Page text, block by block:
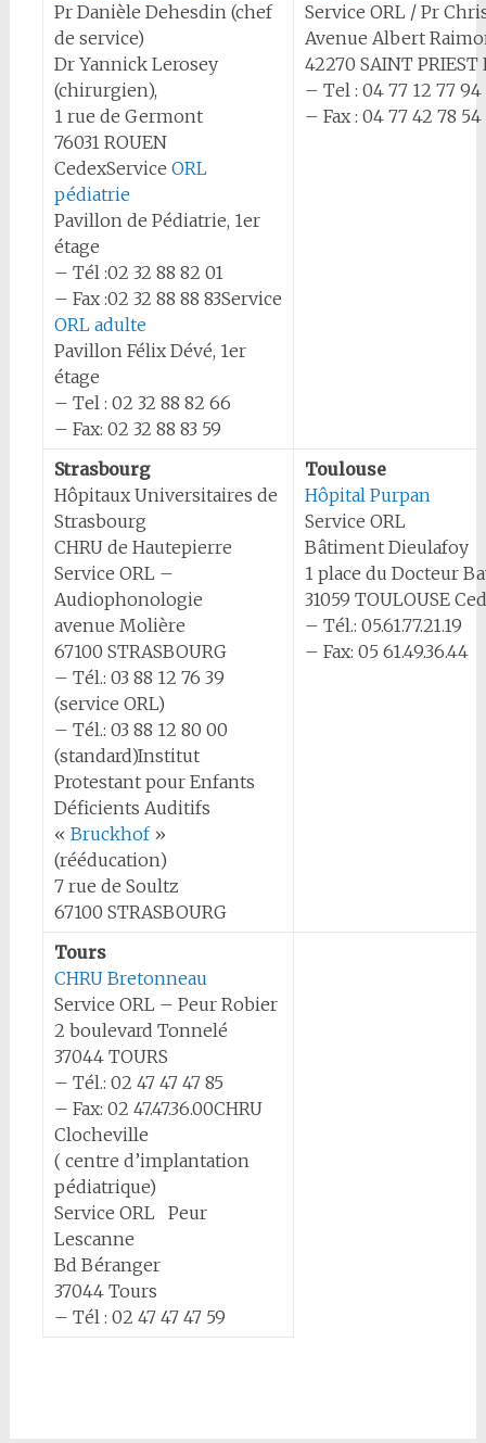
Pr Danièle Dehesdin (chef
de service)
Dr Yannick Lerosey
(chirurgien),
1 rue de Germont
76031 ROUEN
CedexService ORL
pédiatrie
Pavillon de Pédiatrie, 1er
étage
– Tél :02 32 88 82 01
– Fax :02 32 88 88 83Service
ORL adulte
Pavillon Félix Dévé, 1er
étage
– Tel : 02 32 88 82 66
– Fax: 02 32 88 83 59
Service ORL / Pr
Avenue Albert
42270 SAINT PRIEST
– Tel : 04 77 12 77 94
– Fax : 04 77 42 78 54
Strasbourg
Hôpitaux Universitaires de
Strasbourg
CHRU de Hautepierre
Service ORL –
Audiophonologie
avenue Molière
67100 STRASBOURG
– Tél.: 03 88 12 76 39
(service ORL)
– Tél.: 03 88 12 80 00
(standard)Institut
Protestant pour Enfants
Déficients Auditifs
« Bruckhof»
(rééducation)
7 rue de Soultz
67100 STRASBOURG
Toulouse
Hôpital Purpan
Service ORL
Bâtiment Dieulafoy
1 place du Docteur
31059 TOULOUSE
– Tél.: 05.61.77.21.19
– Fax: 05 61.49.36.44
Tours
CHRU Bretonneau
Service ORL – Peur Robier
2 boulevard Tonnelé
37044 TOURS
– Tél.: 02 47 47 47 85
– Fax: 02 47.47.36.00CHRU
Clocheville
( centre d’implantation
pédiatrique)
Service ORL Peur
Lescanne
Bd Béranger
37044 Tours
– Tél : 02 47 47 47 59